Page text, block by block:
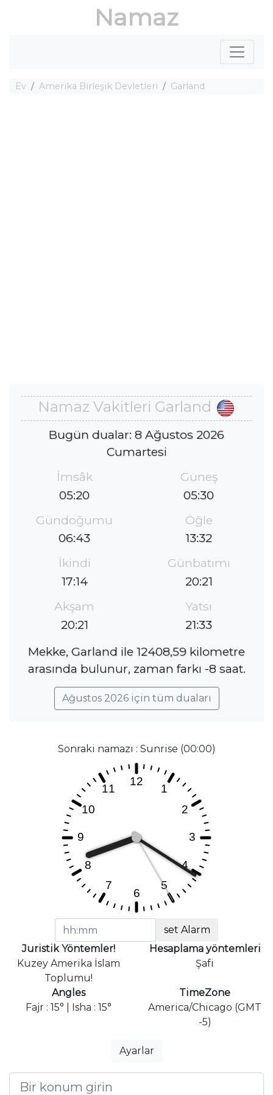
Namaz
Ev Amerika Birleşik Devletleri Garland
Namaz Vakitleri Garland
Bugün dualar: 8 Ağustos 2026
Cumartesi
İmsâk
05:20
Güneş
05:30
Gündoğumu
06:43
Öğle
13:32
İkindi
17:14
Günbatımı
20:21
Akşam
20:21
Yatsı
21:33
Mekke, Garland ile 12408,59 kilometre
arasında bulunur, zaman farkı -8 saat.
Ağustos 2026 için tüm duaları
Sonraki namazı : Sunrise (00:00)
set Alarm
Juristik Yöntemler!
Kuzey Amerika İslam
Toplumu!
Hesaplama yöntemleri
Şafi
Angles
Fajr : 15° | Isha : 15°
TimeZone
America/Chicago (GMT
-5)
Ayarlar